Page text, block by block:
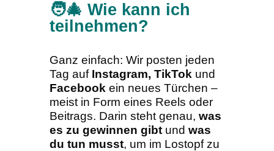
🧑‍🎄 Wie kann ich
teilnehmen?
Ganz einfach: Wir posten jeden
Tag auf Instagram, TikTok und
Facebook ein neues Türchen –
meist in Form eines Reels oder
Beitrags. Darin steht genau, was
es zu gewinnen gibtund was
du tun musst, um im Lostopf zu